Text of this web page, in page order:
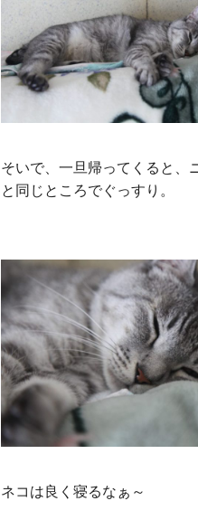
そいで、一旦帰ってくると、
と同じところでぐっすり。
ネコは良く寝るなぁ～